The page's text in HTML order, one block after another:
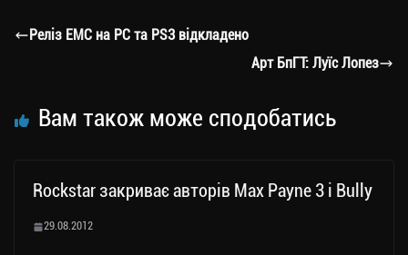
a
er ok Li ли
Реліз ЕМС на PC та PS3 відкладено
Арт БпГТ: Луїс Лопез
Вам також може сподобатись
Rockstar закриває авторів Max Payne 3 і Bully
29.08.2012